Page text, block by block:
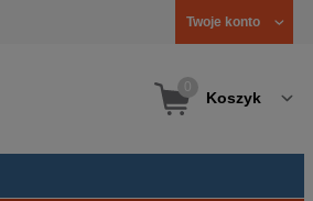
Twoje konto
Koszyk